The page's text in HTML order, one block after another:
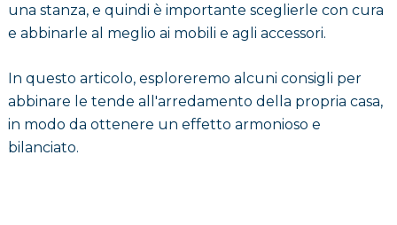
una stanza, e quindi è importante sceglierle con cura
e abbinarle al meglio ai mobili e agli accessori.
In questo articolo, esploreremo alcuni consigli per
abbinare le tende all'arredamento della propria casa,
in modo da ottenere un effetto armonioso e
bilanciato.